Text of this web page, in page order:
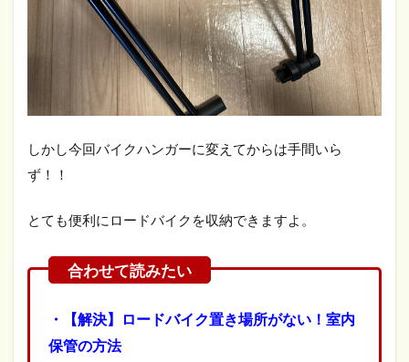
しかし今回バイクハンガーに変えてからは手間いら
ず！！
とても便利にロードバイクを収納できますよ。
・【解決】ロードバイク置き場所がない！室内
保管の方法